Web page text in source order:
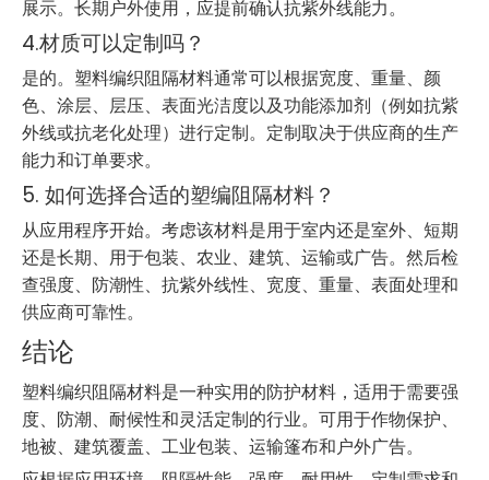
展示。长期户外使用，应提前确认抗紫外线能力。
4.材质可以定制吗？
是的。塑料编织阻隔材料通常可以根据宽度、重量、颜
色、涂层、层压、表面光洁度以及功能添加剂（例如抗紫
外线或抗老化处理）进行定制。定制取决于供应商的生产
能力和订单要求。
5. 如何选择合适的塑编阻隔材料？
从应用程序开始。考虑该材料是用于室内还是室外、短期
还是长期、用于包装、农业、建筑、运输或广告。然后检
查强度、防潮性、抗紫外线性、宽度、重量、表面处理和
供应商可靠性。
结论
塑料编织阻隔材料是一种实用的防护材料，适用于需要强
度、防潮、耐候性和灵活定制的行业。可用于作物保护、
地被、建筑覆盖、工业包装、运输篷布和户外广告。